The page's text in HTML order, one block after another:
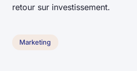
retour sur investissement.
Marketing